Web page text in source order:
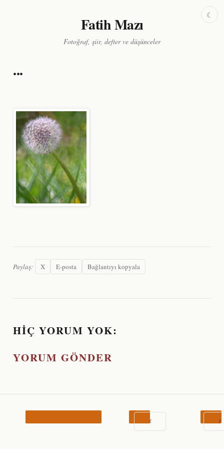
Fatih Mazı
Fotoğraf, şiir, defter ve düşünceler
...
Paylaş: X E-posta Bağlantıyı kopyala
HIÇ YORUM YOK:
YORUM GÖNDER
‹ ›
☾